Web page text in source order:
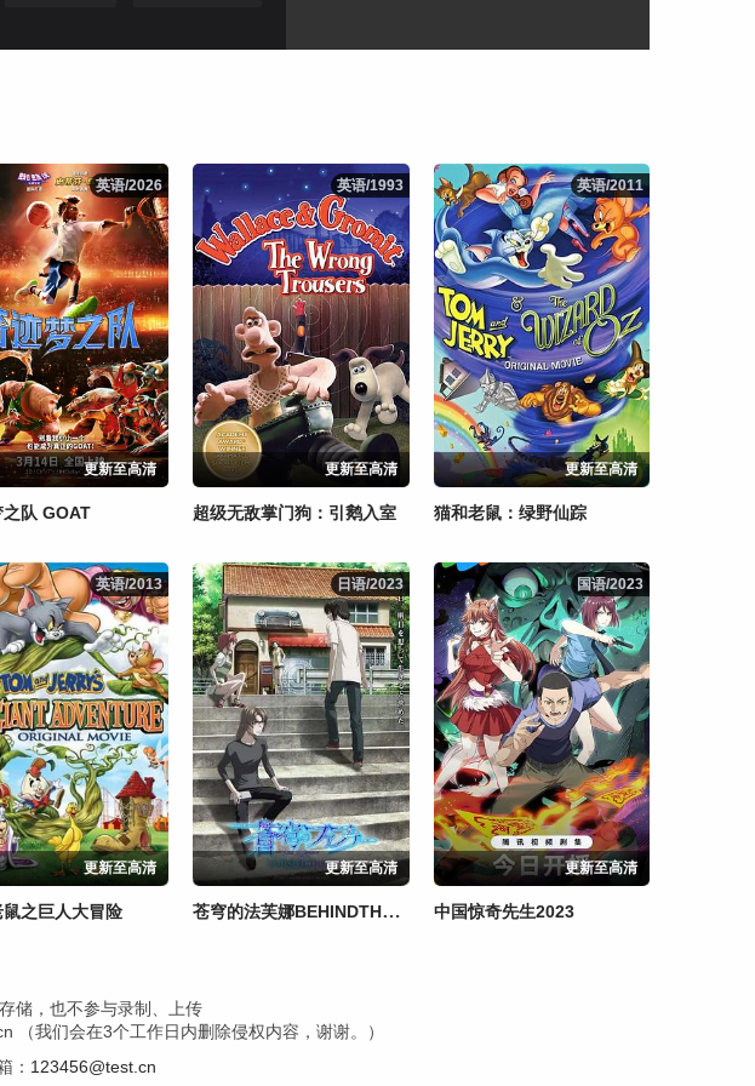
英语/2026
英语/2026
更新至高清
队 GOAT
英语/1993
英语/1993
更新至高清
超级无敌掌门狗：引鹅入室
英语/2011
英语/2011
更新至高清
猫和老鼠：绿野仙踪
英语/2013
英语/2013
更新至高清
之巨人大冒险
日语/2023
日语/2023
更新至高清
苍穹的法芙娜BEHINDTHELINE
国语/2023
国语/2023
更新至高清
中国惊奇先生2023
储，也不参与录制、上传
我们会在3个工作日内删除侵权内容，谢谢。）
： 123456@test.cn